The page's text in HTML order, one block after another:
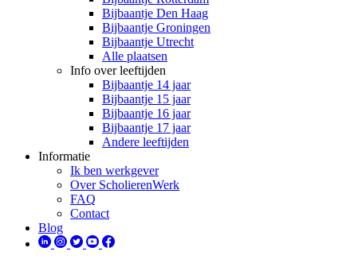
Bijbaantje Den Haag
Bijbaantje Groningen
Bijbaantje Utrecht
Alle plaatsen
Info over leeftijden
Bijbaantje 14 jaar
Bijbaantje 15 jaar
Bijbaantje 16 jaar
Bijbaantje 17 jaar
Andere leeftijden
Informatie
Ik ben werkgever
Over ScholierenWerk
FAQ
Contact
Blog